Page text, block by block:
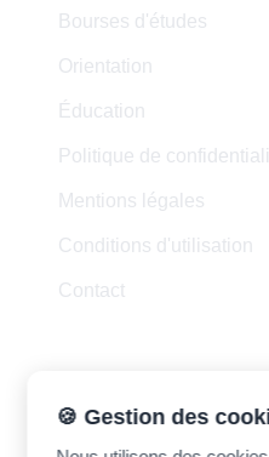
Bourses d'études
Orientation
Éducation
Politique de
Mentions légales
Conditions d'utilisation
Contact
🍪 Gestion des